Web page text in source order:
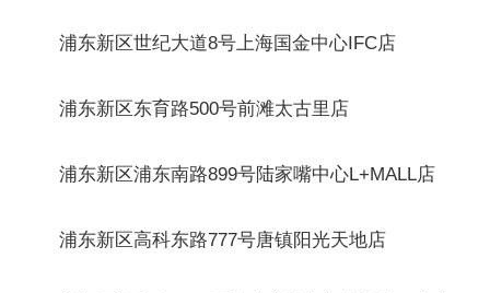
浦东新区世纪大道8号上海国金中心IFC店
浦东新区东育路500号前滩太古里店
浦东新区浦东南路899号陆家嘴中心L+MALL店
浦东新区高科东路777号唐镇阳光天地店